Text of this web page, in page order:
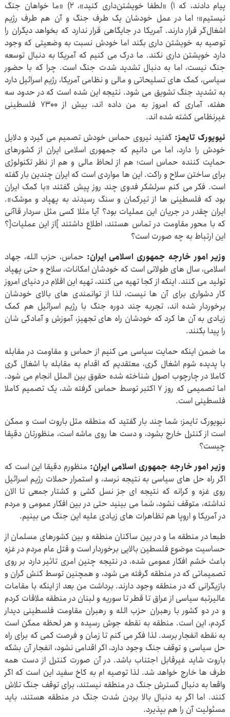
پیام دادند، که ۱) «لطفا خویشتن‌داری کنید»، ۲) «ما خواهان جنگ
نیستیم»؛ اما در عمل خودشان یک طرف جنگ و آن هم طرف رژیم
اشغال‌گر قرار دارند. آمریکا در جایگاهی قرار ندارد که بخواهد دیگران را
توصیه به خویشتن داری بکند اما خودش نسبت به وضعیتی که وجود
دارد خویشتن داری نکند. ما درک می کنیم که آمریکا به دنبال توسعه
جنگ نیست، اما به دنبال تشدید شدت جنگ است. چرا که با حضور
سیاسی، کمک های تسلیحاتی و مالی و نظامی آمریکا، رژیم اسرائیل دارد
به تشدید جنگ تشویق می شود. نتیجه این شده است که در حدود سه
هفته، آماری که امروز به من داده اند، بیش از ۷۳۰۰ فلسطینی
غیرنظامی کشته شده اند.
نیویورک تایمز: گفتید نیروی حماس خودش تصمیم می گیرد و دلایل
خودش را دارد، اما می دانیم که جمهوری اسلامی ایران از کشورهای
حمایت کننده حماس است؛ هم از لحاظ مالی و هم از نظر تکنولوژی
برای ساختن سلاح و راکت. این ها مواردی است که ایران چندین بار گفته
است. فکر می کنم سرلشکر فدوی چند روز پیش گفتند «با کمک ایران
بود که فلسطینی ها از تیرکمان و سنگ رسیدند به پهپاد و موشک».
ایران چقدر در جریان این عملیات بود؟ آیا مثلا کسی مثل سردار قاآنی
که با محور مقاومت در تماس هستند، اطلاع داشتند ]از این عملیات[؟
این ارتباط به چه صورت است؟
وزیر امور خارجه جمهوری اسلامی ایران: حماس، حزب الله، جهاد
اسلامی، سال های طولاتی است که خودشان امکانات، سلاح و حتی پهپاد
تولید می کنند. اینکه از کجا تهیه می کنند، تهیه این اقلام در دنیای امروز
کار دشواری برای آن ها نیست، لذا از توانمندی های بالای خودشان
برخوردار شده اند، تجربه چند دوره جنگ با رژیم اسرائیل هم کمک
زیادی به آن ها کرد که خودشان راه های تجهیز، آموزش و آمادگی شان
را پیدا بکنند.
ما ضمن اینکه حمایت سیاسی می کنیم از حماس و مقاومت در مقابله
با پدیده شوم اشغال گری، معتقدیم که اقدام به مقابله با اشغال گری
کاملا در چارچوب اصول شناخته شده حقوق بین الملل انجام می شود.
اما تصمیمی که روز ۷ اکتبر توسط حماس گرفته شد، یک تصمیم کاملا
فلسطینی است.
نیویورک تایمز: شما چند بار گفتید که منطقه مثل باروت است و ممکن
است از کنترل خارج بشود، و دست ها روی ماشه است، منظورتان دقیقا
چیست؟
وزیر امور خارجه جمهوری اسلامی ایران: منظورم دقیقا این است که
اگر راه حل های سیاسی به نتیجه نرسد، و استمرار حملات رژیم اسرائیل
روی غزه و کرانه که نتیجه ای جز نسل کشی و کشتار جمعی تا الان
نداشته، متوقف نشود، شما می بینید حتی در بین افکار عمومی و مردم
در آمریکا و اروپا هم تظاهرات های زیادی علیه این جنگ می بینیم.
طبعا در منطقه ما و در بین ساکنان منطقه و بین کشورهای مسلمان از
حساسیت موضوع فلسطین بالایی برخوردار است و قتل عام مردم در غزه
باعث خشم افکار عمومی شده، در نتیجه چنین امری تاثیر دارد بر روی
تصمیماتی که در منطقه گرفته می شود، و همچنین توسط کنش گران و
بازیگرانی که در منطقه وجود دارند. برداشت من بعد از اینکه با مقامات
عالیرتبه سیاسی از عراق تا قطر تا سوریه و لبنان در منطقه ملاقات کردم
و در دو کشور با رهبران حزب الله و رهبران مقاومت فلسطینی دیدار
کردم، این است. منطقه به نقطه جوش رسیده و هر لحظه ممکن است
به نقطه انفجار برسد. لذا فکر می کنم تا زمان و فرصت کمی که برای راه
حل سیاسی و توقف جنگ وجود دارد، اگر اقدامی نشود، انفجار آن بشکه
باروت شاید غیرقابل اجتناب باشد. در آن صورت کنترل از دست همه
طرف ها خارج خواهد شد. لذا توصیه ام به کاخ سفید این است که اگر
واقعا به دنبال گسترش جنگ در منطقه نیستند، برای توقف جنگ تلاش
کنند. اما اگر به دنبال بالا بردن شدت جنگ در منطقه هستند، باید
مسئولیت آن را هم بپذیرد.